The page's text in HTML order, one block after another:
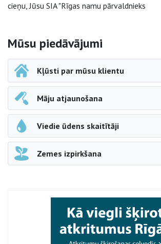
cieņu, Jūsu SIA "Rīgas namu pārvaldnieks
Sāna navigācija
Mūsu piedāvājumi
Kļūsti par mūsu klientu
Māju atjaunošana
Viedie ūdens skaitītāji
Zemes izpirkšana